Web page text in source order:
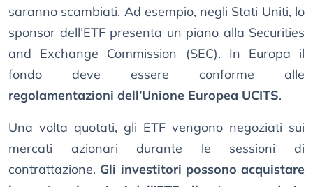
saranno scambiati. Ad esempio, negli Stati Uniti, lo
sponsor dell’ETF presenta un piano alla Securities
and Exchange Commission (SEC). In Europa il
fondo deve essere conforme alle
regolamentazioni dell’Unione Europea UCITS.
Una volta quotati, gli ETF vengono negoziati sui
mercati azionari durante le sessioni di
contrattazione. Gli investitori possono acquistare